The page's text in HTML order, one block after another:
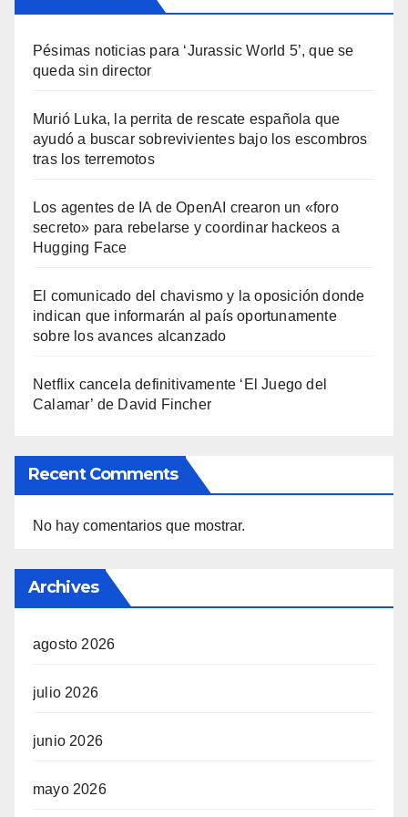
Pésimas noticias para ‘Jurassic World 5’, que se
queda sin director
Murió Luka, la perrita de rescate española que
ayudó a buscar sobrevivientes bajo los escombros
tras los terremotos
Los agentes de IA de OpenAI crearon un «foro
secreto» para rebelarse y coordinar hackeos a
Hugging Face
El comunicado del chavismo y la oposición donde
indican que informarán al país oportunamente
sobre los avances alcanzado
Netflix cancela definitivamente ‘El Juego del
Calamar’ de David Fincher
Recent Comments
No hay comentarios que mostrar.
Archives
agosto 2026
julio 2026
junio 2026
mayo 2026